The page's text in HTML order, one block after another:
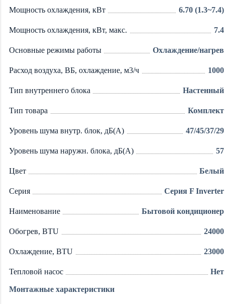
Мощность охлаждения, кВт 6.70 (1.3~7.4)
Мощность охлаждения, кВт, макс. 7.4
Основные режимы работы Охлаждение/нагрев
Расход воздуха, ВБ, охлаждение, м3/ч 1000
Тип внутреннего блока Настенный
Тип товара Комплект
Уровень шума внутр. блок, дБ(А) 47/45/37/29
Уровень шума наружн. блока, дБ(А) 57
Цвет Белый
Серия Серия F Inverter
Наименование Бытовой кондиционер
Обогрев, BTU 24000
Охлаждение, BTU 23000
Тепловой насос Нет
Монтажные характеристики